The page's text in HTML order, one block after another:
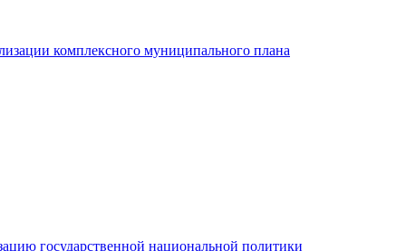
комплексного муниципального плана
государственной национальной политики